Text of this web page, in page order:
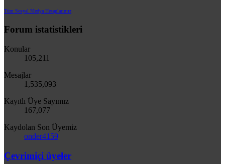
Tüm Sosyal Medya Hesaplarımız
Forum istatistikleri
Konular
105,211
Mesajlar
1,535,093
Kayıtlı Üye Sayımız
167,077
Kaydolan Son Üyemiz
onder4159
Çevrimiçi üyeler